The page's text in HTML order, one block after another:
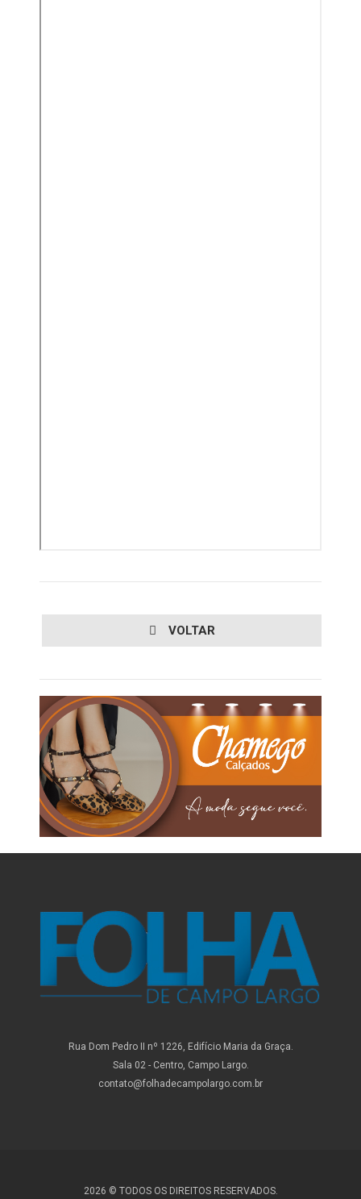
VOLTAR
Rua Dom Pedro II nº 1226, Edifício Maria da Graça.
Sala 02 - Centro, Campo Largo.
contato@folhadecampolargo.com.br
2026 © TODOS OS DIREITOS RESERVADOS.